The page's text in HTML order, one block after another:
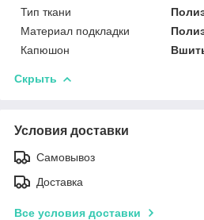
Тип ткани
Материал подкладки
Капюшон
Скрыть
Условия доставки
Самовывоз
Доставка
Все условия доставки